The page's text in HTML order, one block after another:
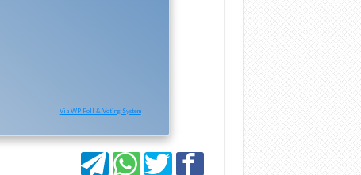
Via WP Poll & Voting System